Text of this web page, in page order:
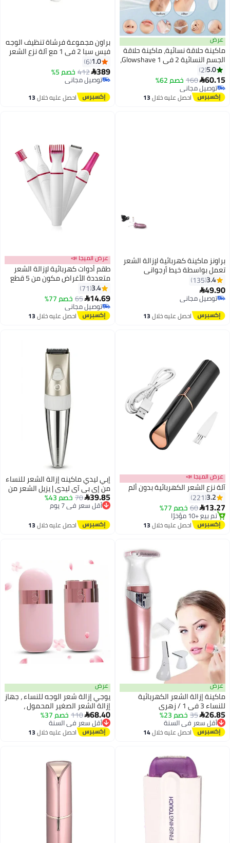
عرض
ماكينة حلاقة نسائية، ماكينة حلاقة
الجسم النسائية 2 في 1 Glowshave،
للنساء، ماكينة حلاقة للنساء،
ماكينات حلاقة كهربائية للنساء،
ماكينة حلاقة كهربائية نسائية، أداة
إزالة الشعر الرطبة والجافة
5.0
2
60.15
160 خصم 62%
توصيل مجاني
توصيل مجانياحصل عليه خلال13
براون مجموعة فرشاة تنظيف الوجه
فيس سبا 2 في 1 مع آلة نزع الشعر
أبيض/أرجواني
1.0
6
389
412 خصم 5%
توصيل مجاني
توصيل مجاني
احصل عليه خلال13
براونز ماكينة كهربائية لإزالة الشعر
تعمل بواسطة خيط أرجواني
3.4
135
49.90
توصيل مجاني
توصيل مجاني
احصل عليه خلال13
عرض الميجا 📣
طقم أدوات كهربائية لإزالة الشعر
متعددة الأغراض مكون من 5 قطع
أبيض 128جرام
3.4
71
14.69
65 خصم 77%
توصيل مجاني
توصيل مجانياحصل عليه خلال13
عرض الميجا 📣
آلة نزع الشعر الكهربائية بدون ألم
3.2
221
13.27
60 خصم 77%
أقل سعر في 30 يوم
توصيل مجاني
تم بيع +10 مؤخرًا
أقل سعر في 30 يوم
احصل عليه خلال13
إبي ليدي ماكينه إزالة الشعر للنساء
من إي بي آي ليدي | يزيل الشعر من
الجذور بسهولة وسلاسة للحصول
على نتائج تدوم طويلاً
39.85
70خصم 43%أقل سعر في 7 يوم
توصيل مجاني
احصل عليه خلال13
عرض
ماكينة إزالة الشعر الكهربائية
للنساء 3 في 1 / زهري
26.85
35 خصم 23%
أقل سعر في السنة
توصيل مجاني
أقل سعر في السنة
احصل عليه خلال14
عرض
يوجي إزالة شعر الوجه للنساء ، جهاز
إزالة الشعر الصغير المحمول ،
وحلاقة كهربائية بلا ألم للوجه ذقن
شفة بيكيني أسلحة تحت الذراع مع
شحن USB ضوء LED
68.40
110 خصم 37%
أقل سعر في السنة
توصيل مجاني
أقل سعر في السنة
احصل عليه خلال13